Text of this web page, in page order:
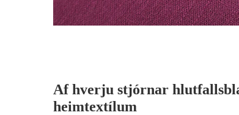
Af hverju stjórnar
heimtextílum